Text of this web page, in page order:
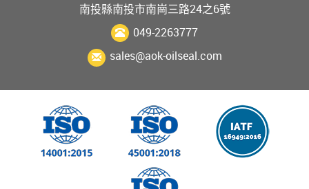
南投縣南投市南崗三路24之6號
049-2263777
sales@aok-oilseal.com